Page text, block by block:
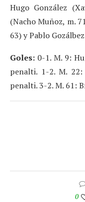
Hugo González
(Nacho Muñoz, m.
63) y Pablo
Goles: 0-1. M. 9:
penalti. 1-2. M.
penalti. 3-2. M. 61:
0